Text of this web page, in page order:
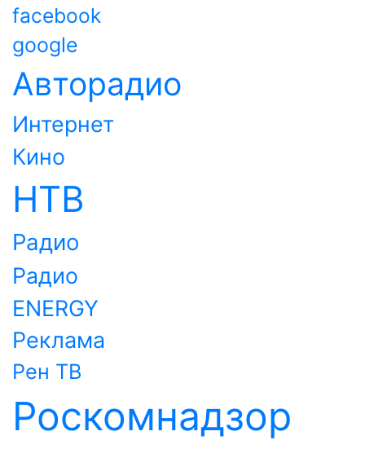
facebook
google
Авторадио
Интернет
Кино
НТВ
Радио
Радио
ENERGY
Реклама
Рен ТВ
Роскомнадзор